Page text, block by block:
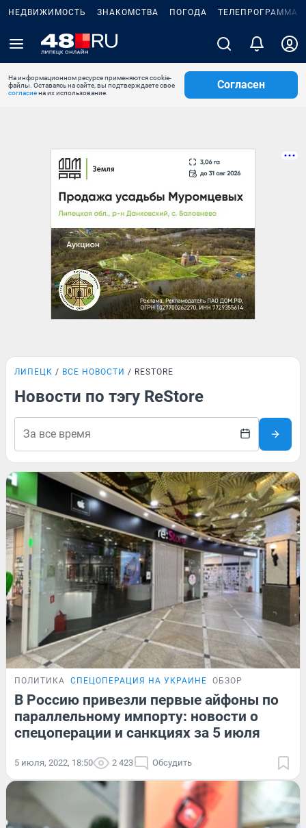
НЕДВИЖИМОСТЬ ЗНАКОМСТВА ПОГОДА ТЕЛЕПРОГРАММА
На информационном ресурсе применяются cookie-
файлы. Оставаясь на сайте, вы подтверждаете свое
согласиена их использование.
Согласен
ЛИПЕЦК ВСЕ НОВОСТИ RESTORE
Новости по тэгу ReStore
ПОЛИТИКА СПЕЦОПЕРАЦИЯ НА УКРАИНЕ ОБЗОР
В Россию привезли первые айфоны по
параллельному импорту: новости о
спецоперации и санкциях за 5 июля
5 июля, 2022, 18:50 2 423 Обсудить